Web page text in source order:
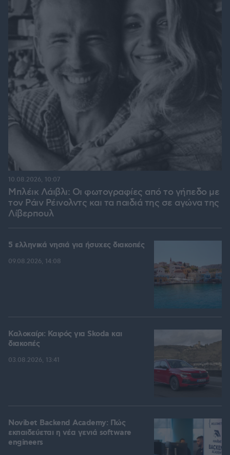
Μπλέικ Λάιβλι: Οι φωτογραφίες από το γήπεδο με
τον Ράιν Ρέινολντς και τα παιδιά της σε αγώνα της
Λίβερπουλ
10.08.2026, 10:07
5 ελληνικά νησιά για ήσυχες διακοπές
09.08.2026, 14:08
Καλοκαίρι: Καιρός για Skoda και
διακοπές
03.08.2026, 13:41
Novibet Backend Academy: Πώς
εκπαιδεύεται η νέα γενιά software
engineers